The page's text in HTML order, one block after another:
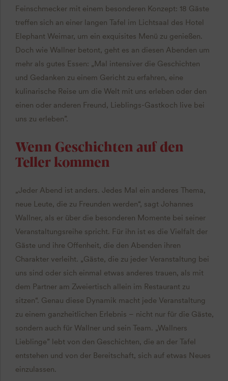
Feinschmecker mit einem besonderen Konzept: 18 Gäste
treffen sich an einer langen Tafel im Lichtsaal des Hotel
Elephant Weimar, um ein exquisites Menü zu genießen.
Doch wie Wallner betont, geht es an diesen Abenden um
mehr als gutes Essen: „Mal intensiver die Geschichten
und Gedanken zu einem Gericht zu erfahren, eine
kulinarische Reise um die Welt mit uns erleben oder den
einen oder anderen Freund, Lieblings-Gastkoch live bei
uns zu erleben”.
Wenn Geschichten auf den
Teller kommen
„Jeder Abend ist anders. Jedes Mal ein anderes Thema,
neue Leute, die zu Freunden werden“, sagt Johannes
Wallner, als er über die besonderen Momente bei seiner
Veranstaltungsreihe spricht. Für ihn ist es die Vielfalt der
Gäste und ihre Offenheit, die den Abenden ihren
Charakter verleiht. „Gäste, die zu jeder Veranstaltung bei
uns sind oder sich einmal etwas anderes trauen, als mit
dem Partner am Zweiertisch allein im Restaurant zu
sitzen“. Genau diese Dynamik macht jede Veranstaltung
zu einem ganzheitlichen Erlebnis – nicht nur für die Gäste,
sondern auch für Wallner und sein Team. „Wallners
Lieblinge” lebt von den Geschichten, die an der Tafel
entstehen und von der Bereitschaft, sich auf etwas Neues
einzulassen.